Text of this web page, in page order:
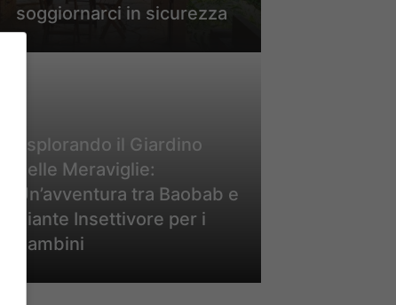
soggiornarci in sicurezza
Esplorando il Giardino
delle Meraviglie:
Un’avventura tra Baobab e
Piante Insettivore per i
Bambini